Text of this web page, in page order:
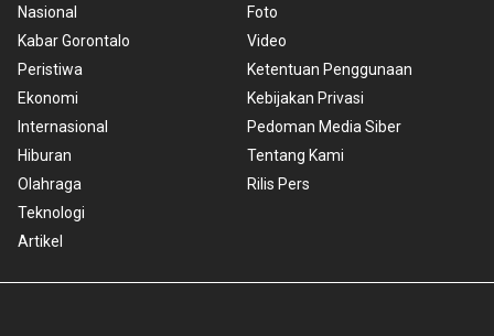
Nasional
Kabar Gorontalo
Peristiwa
Ekonomi
Internasional
Hiburan
Olahraga
Teknologi
Artikel
Foto
Video
Ketentuan Penggunaan
Kebijakan Privasi
Pedoman Media Siber
Tentang Kami
Rilis Pers